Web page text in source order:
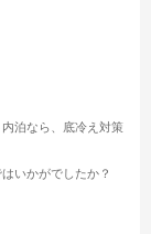
泊なら、底冷え対策
いかがでしたか？